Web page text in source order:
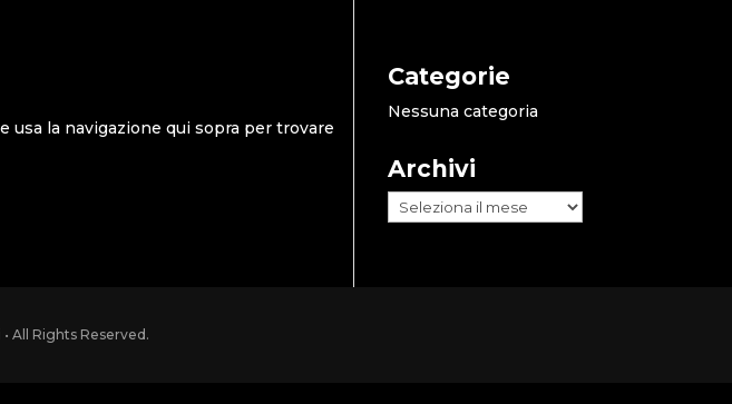
usa la navigazione qui sopra per trovare
Categorie
Nessuna categoria
Archivi
Archivi
All Rights Reserved.